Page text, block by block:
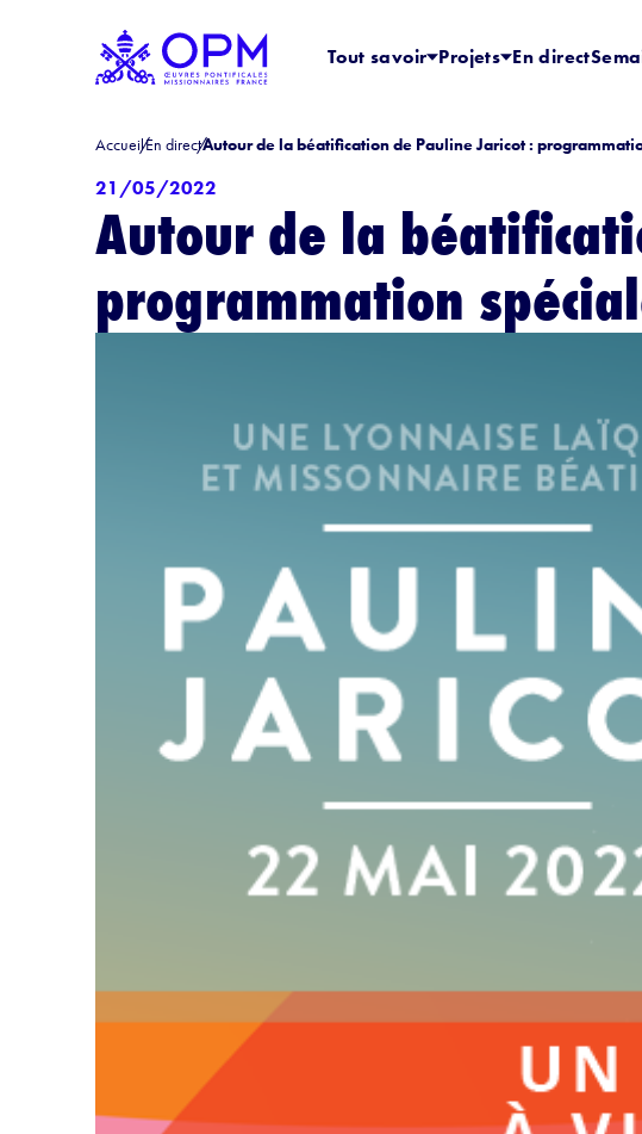
Tout savoir Projets En direct
AccueilEn directAutour de la béatification de Pauline Jaricot :
21/05/2022
Autour de la
programmation